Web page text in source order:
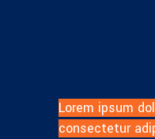
Lorem ipsum
consectetur